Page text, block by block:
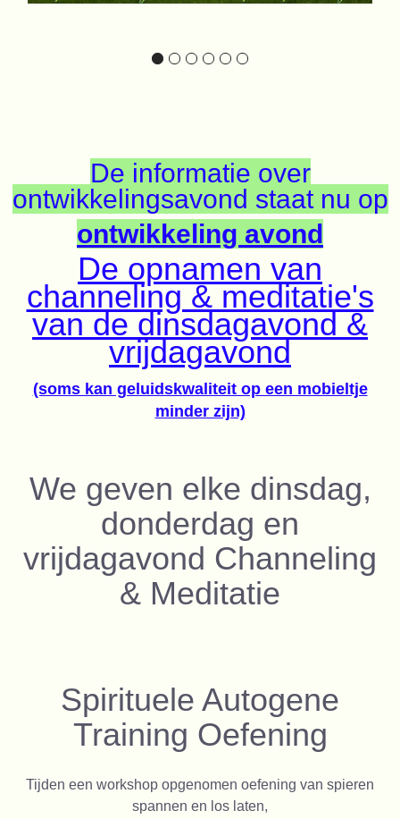
De informatie over
ontwikkelingsavond staat nu op
ontwikkeling avond
De opnamen van
channeling & meditatie's
van de dinsdagavond &
vrijdagavond
(soms kan geluidskwaliteit op een mobieltje
minder zijn)
We geven elke dinsdag,
donderdag en
vrijdagavond Channeling
& Meditatie
Spirituele Autogene
Training Oefening
Tijden een workshop opgenomen oefening van spieren
spannen en los laten,